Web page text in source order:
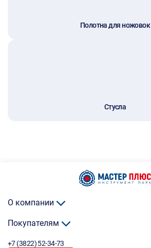
Полотна для ножовок
Стусла
О компании
Покупателям
+7 (3822) 52-34-73